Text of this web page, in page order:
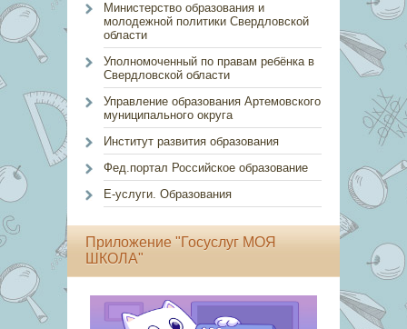
Министерство образования и
молодежной политики Свердловской
области
Уполномоченный по правам ребёнка в
Свердловской области
Управление образования Артемовского
муниципального округа
Институт развития образования
Фед.портал Российское образование
Е-услуги. Образования
Приложение "Госуслуг МОЯ
ШКОЛА"